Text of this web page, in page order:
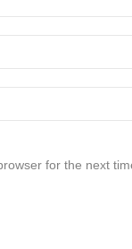
for the next